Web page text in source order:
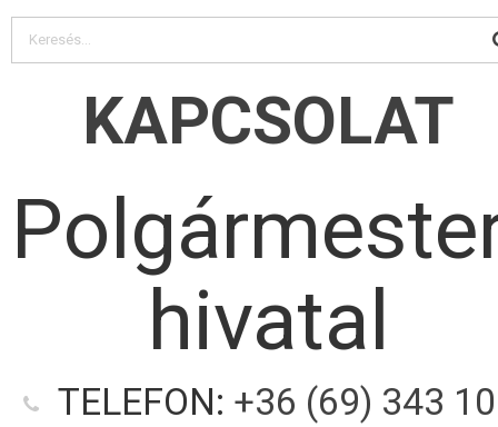
KAPCSOLAT
hivatal
TELEFON: +36 (69) 343